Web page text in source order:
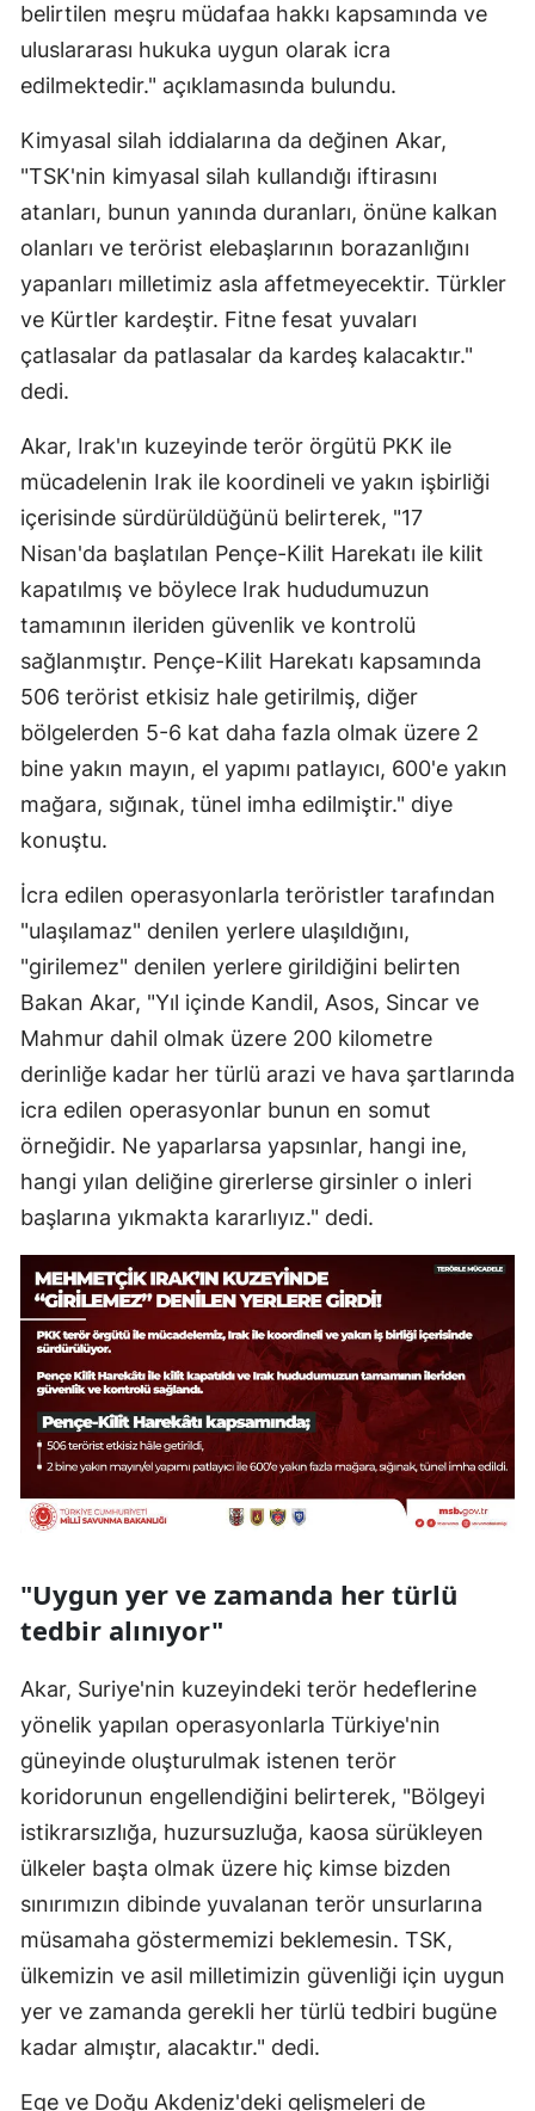
belirtilen meşru müdafaa hakkı kapsamında ve
uluslararası hukuka uygun olarak icra
edilmektedir." açıklamasında bulundu.
Kimyasal silah iddialarına da değinen Akar,
"TSK'nin kimyasal silah kullandığı iftirasını
atanları, bunun yanında duranları, önüne kalkan
olanları ve terörist elebaşlarının borazanlığını
yapanları milletimiz asla affetmeyecektir. Türkler
ve Kürtler kardeştir. Fitne fesat yuvaları
çatlasalar da patlasalar da kardeş kalacaktır."
dedi.
Akar, Irak'ın kuzeyinde terör örgütü PKK ile
mücadelenin Irak ile koordineli ve yakın işbirliği
içerisinde sürdürüldüğünü belirterek, "17
Nisan'da başlatılan Pençe-Kilit Harekatı ile kilit
kapatılmış ve böylece Irak hududumuzun
tamamının ileriden güvenlik ve kontrolü
sağlanmıştır. Pençe-Kilit Harekatı kapsamında
506 terörist etkisiz hale getirilmiş, diğer
bölgelerden 5-6 kat daha fazla olmak üzere 2
bine yakın mayın, el yapımı patlayıcı, 600'e yakın
mağara, sığınak, tünel imha edilmiştir." diye
konuştu.
İcra edilen operasyonlarla teröristler tarafından
"ulaşılamaz" denilen yerlere ulaşıldığını,
"girilemez" denilen yerlere girildiğini belirten
Bakan Akar, "Yıl içinde Kandil, Asos, Sincar ve
Mahmur dahil olmak üzere 200 kilometre
derinliğe kadar her türlü arazi ve hava şartlarında
icra edilen operasyonlar bunun en somut
örneğidir. Ne yaparlarsa yapsınlar, hangi ine,
hangi yılan deliğine girerlerse girsinler o inleri
başlarına yıkmakta kararlıyız." dedi.
"Uygun yer ve zamanda her türlü
tedbir alınıyor"
Akar, Suriye'nin kuzeyindeki terör hedeflerine
yönelik yapılan operasyonlarla Türkiye'nin
güneyinde oluşturulmak istenen terör
koridorunun engellendiğini belirterek, "Bölgeyi
istikrarsızlığa, huzursuzluğa, kaosa sürükleyen
ülkeler başta olmak üzere hiç kimse bizden
sınırımızın dibinde yuvalanan terör unsurlarına
müsamaha göstermemizi beklemesin. TSK,
ülkemizin ve asil milletimizin güvenliği için uygun
yer ve zamanda gerekli her türlü tedbiri bugüne
kadar almıştır, alacaktır." dedi.
Ege ve Doğu Akdeniz'deki gelişmeleri de